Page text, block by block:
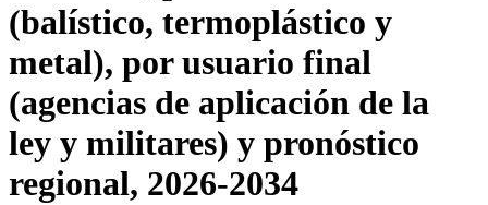
(balístico, termoplástico y
metal), por usuario final
(agencias de aplicación de la
ley y militares) y pronóstico
regional, 2026-2034